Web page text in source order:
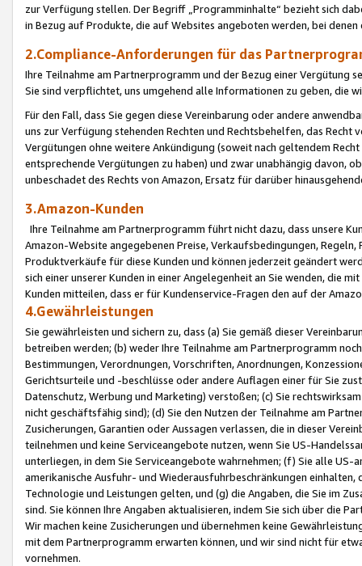
zur Verfügung stellen. Der Begriff „Programminhalte“ bezieht sich
in Bezug auf Produkte, die auf Websites angeboten werden, bei
2.Compliance-Anforderungen für das
Ihre Teilnahme am Partnerprogramm und der Bezug einer Vergütung
Sie sind verpflichtet, uns umgehend alle Informationen zu geben, die
Für den Fall, dass Sie gegen diese Vereinbarung oder andere
uns zur Verfügung stehenden Rechten und Rechtsbehelfen, das
Vergütungen ohne weitere Ankündigung (soweit nach geltendem
entsprechende Vergütungen zu haben) und zwar unabhängig davon,
unbeschadet des Rechts von Amazon, Ersatz für darüber
3.Amazon-Kunden
Ihre Teilnahme am Partnerprogramm führt nicht dazu, dass unsere
Amazon-Website angegebenen Preise, Verkaufsbedingungen,
Produktverkäufe für diese Kunden und können jederzeit geändert
sich einer unserer Kunden in einer Angelegenheit an Sie wenden, die
Kunden mitteilen, dass er für Kundenservice-Fragen den auf der
4.Gewährleistungen
Sie gewährleisten und sichern zu, dass (a) Sie gemäß dieser
betreiben werden; (b) weder Ihre Teilnahme am Partnerprogramm
Bestimmungen, Verordnungen, Vorschriften, Anordnungen,
Gerichtsurteile und -beschlüsse oder andere Auflagen einer für Sie
Datenschutz, Werbung und Marketing) verstoßen; (c) Sie
nicht geschäftsfähig sind); (d) Sie den Nutzen der Teilnahme am
Zusicherungen, Garantien oder Aussagen verlassen, die in dieser
teilnehmen und keine Serviceangebote nutzen, wenn Sie US-
unterliegen, in dem Sie Serviceangebote wahrnehmen; (f) Sie alle
amerikanische Ausfuhr- und Wiederausfuhrbeschränkungen
Technologie und Leistungen gelten, und (g) die Angaben, die Sie im
sind. Sie können Ihre Angaben aktualisieren, indem Sie sich über die
Wir machen keine Zusicherungen und übernehmen keine
mit dem Partnerprogramm erwarten können, und wir sind nicht für
vornehmen.